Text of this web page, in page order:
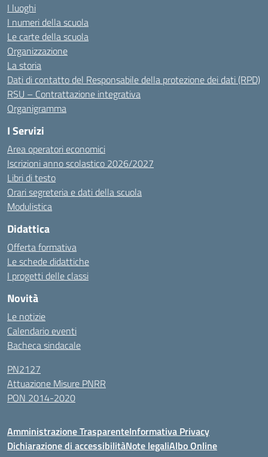
I luoghi
I numeri della scuola
Le carte della scuola
Organizzazione
La storia
Dati di contatto del Responsabile della protezione dei dati (RPD)
RSU – Contrattazione integrativa
Organigramma
I Servizi
Area operatori economici
Iscrizioni anno scolastico 2026/2027
Libri di testo
Orari segreteria e dati della scuola
Modulistica
Didattica
Offerta formativa
Le schede didattiche
I progetti delle classi
Novità
Le notizie
Calendario eventi
Bacheca sindacale
PN2127
Attuazione Misure PNRR
PON 2014-2020
Amministrazione TrasparenteInformativa Privacy
Dichiarazione di accessibilitàNote legaliAlbo Online